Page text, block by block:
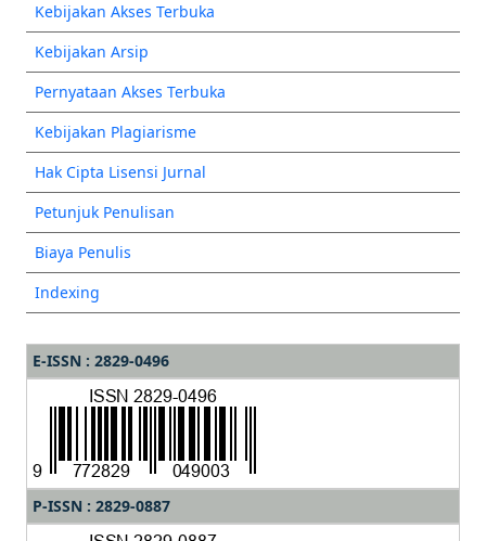
Kebijakan Akses Terbuka
Kebijakan Arsip
Pernyataan Akses Terbuka
Kebijakan Plagiarisme
Hak Cipta Lisensi Jurnal
Petunjuk Penulisan
Biaya Penulis
Indexing
E-ISSN : 2829-0496
P-ISSN : 2829-0887